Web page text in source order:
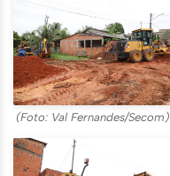
(Foto: Val Fernandes/Secom)